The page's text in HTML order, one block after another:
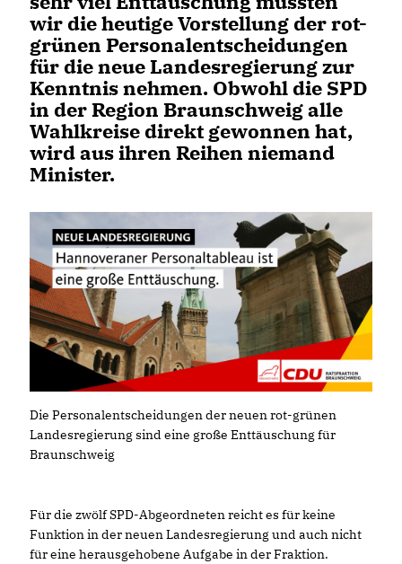
wir die heutige Vorstellung der rot-
grünen Personalentscheidungen
für die neue Landesregierung zur
Kenntnis nehmen. Obwohl die SPD
in der Region Braunschweig alle
Wahlkreise direkt gewonnen hat,
wird aus ihren Reihen niemand
Minister.
Die Personalentscheidungen der neuen rot-grünen
Landesregierung sind eine große Enttäuschung für
Braunschweig
Für die zwölf SPD-Abgeordneten reicht es für keine
Funktion in der neuen Landesregierung und auch nicht
für eine herausgehobene Aufgabe in der Fraktion.